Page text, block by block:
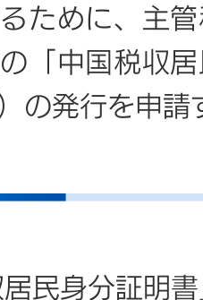
ために、主
「中国税収
の発行を申
民身分証明